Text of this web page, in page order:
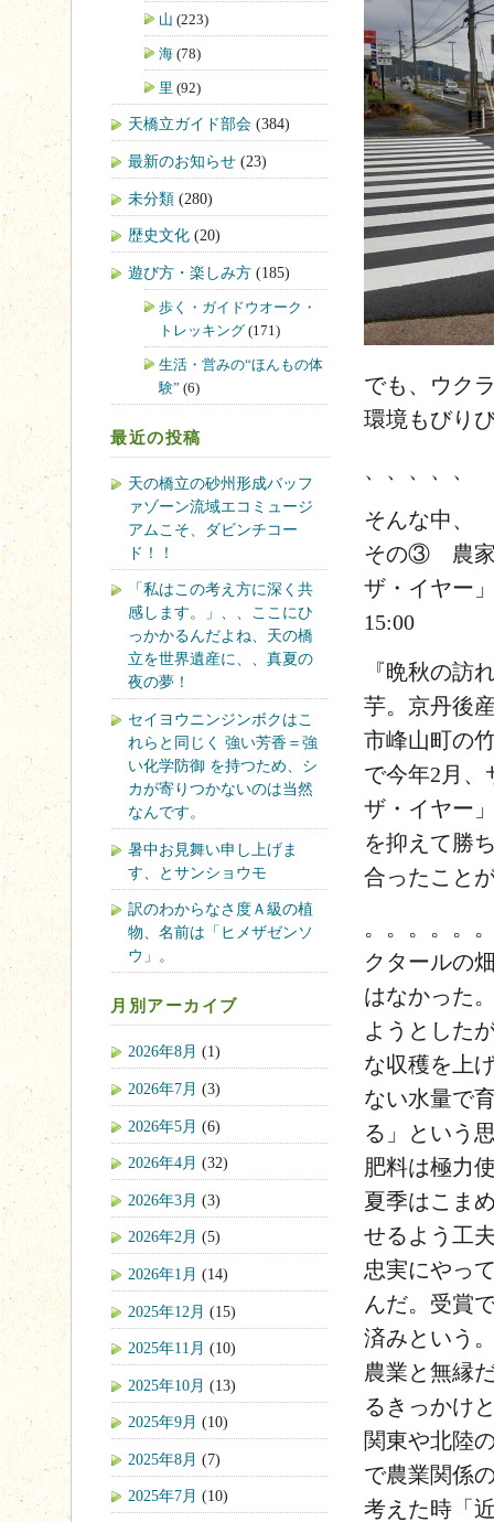
でも、ウク
環境もびり
、、、、、
そんな中、
その③ 農家
ザ・イヤー
15:00
『晩秋の訪
芋。京丹後
市峰山町の
で今年2月、
ザ・イヤー
を抑えて勝
合ったこと
。。。。。
クタールの
はなかった
ようとした
な収穫を上
ない水量で
る」という
肥料は極力
夏季はこま
せるよう工
忠実にやっ
んだ。受賞
済みという
農業と無縁
るきっかけ
関東や北陸
で農業関係
考えた時「
山 (223)
海 (78)
里 (92)
天橋立ガイド部会 (384)
最新のお知らせ (23)
未分類 (280)
歴史文化 (20)
遊び方・楽しみ方 (185)
歩く・ガイドウオーク・
トレッキング (171)
生活・営みの“ほんもの体
験” (6)
最近の投稿
天の橋立の砂州形成バッフ
ァゾーン流域エコミュージ
アムこそ、ダビンチコー
ド！！
「私はこの考え方に深く共
感します。」、、ここにひ
っかかるんだよね、天の橋
立を世界遺産に、、真夏の
夜の夢！
セイヨウニンジンボクはこ
れらと同じく 強い芳香＝強
い化学防御 を持つため、シ
カが寄りつかないのは当然
なんです。
暑中お見舞い申し上げま
す、とサンショウモ
訳のわからなさ度Ａ級の植
物、名前は「ヒメザゼンソ
ウ」。
月別アーカイブ
2026年8月 (1)
2026年7月 (3)
2026年5月 (6)
2026年4月 (32)
2026年3月 (3)
2026年2月 (5)
2026年1月 (14)
2025年12月 (15)
2025年11月 (10)
2025年10月 (13)
2025年9月 (10)
2025年8月 (7)
2025年7月 (10)